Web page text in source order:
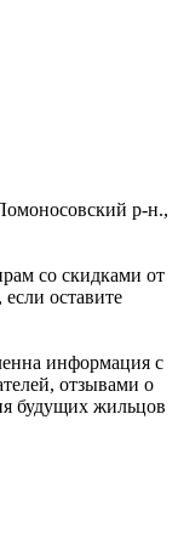
р-н.,
со скидками от
оставите
информация с
отзывами о
будущих жильцов